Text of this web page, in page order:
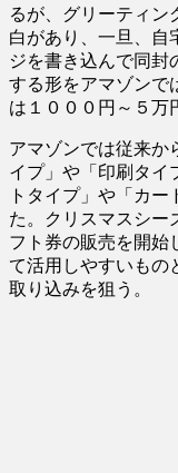
るが、グリーティン
白があり、一旦、自
ジを書き込んで同封
する形をアマゾンで
は１０００円～５万
アマゾンでは従来か
イプ」や「印刷タイ
トタイプ」や「カ
た。クリスマスシー
フト券の販売を開始
て活用しやすいもの
取り込みを狙う。